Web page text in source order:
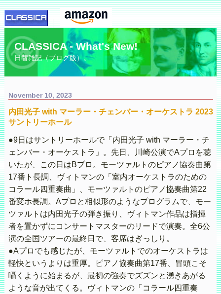
CLASSICA - What's New!
日替雑記（ブログ版）。
November 10, 2023
内田光子 with マーラー・チェンバー・オーケストラ 2023
サントリーホール
●9日はサントリーホールで「内田光子 with マーラー・チ
ェンバー・オーケストラ」。先日、川崎公演でAプロを聴
いたが、この日はBプロ。モーツァルトのピアノ協奏曲第
17番ト長調、ヴィトマンの「室内オーケストラのための
コラール四重奏曲」、モーツァルトのピアノ協奏曲第22
番変ホ長調。Aプロと相似形のようなプログラムで、モー
ツァルトは内田光子の弾き振り、ヴィトマン作品は指揮
者を置かずにコンサートマスターのリードで演奏。全6公
演の全国ツアーの最終日で、客席はぎっしり。
●Aプロでも感じたが、モーツァルトでのオーケストラは
軽快というよりは重厚。ピアノ協奏曲第17番、冒頭こそ
囁くように始まるが、最初の強奏でズズンと湧きあがる
ような音が出てくる。ヴィトマンの「コラール四重奏